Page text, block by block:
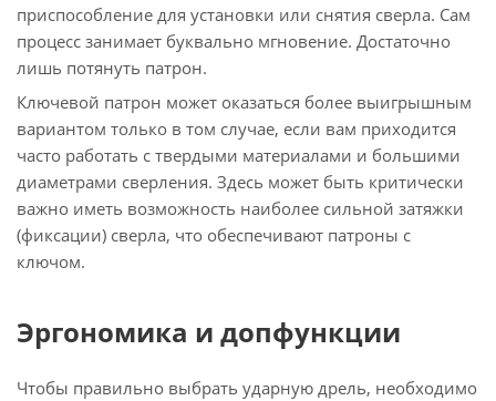
приспособление для установки или снятия сверла. Сам
процесс занимает буквально мгновение. Достаточно
лишь потянуть патрон.
Ключевой патрон может оказаться более выигрышным
вариантом только в том случае, если вам приходится
часто работать с твердыми материалами и большими
диаметрами сверления. Здесь может быть критически
важно иметь возможность наиболее сильной затяжки
(фиксации) сверла, что обеспечивают патроны с
ключом.
Эргономика и допфункции
Чтобы правильно выбрать ударную дрель, необходимо